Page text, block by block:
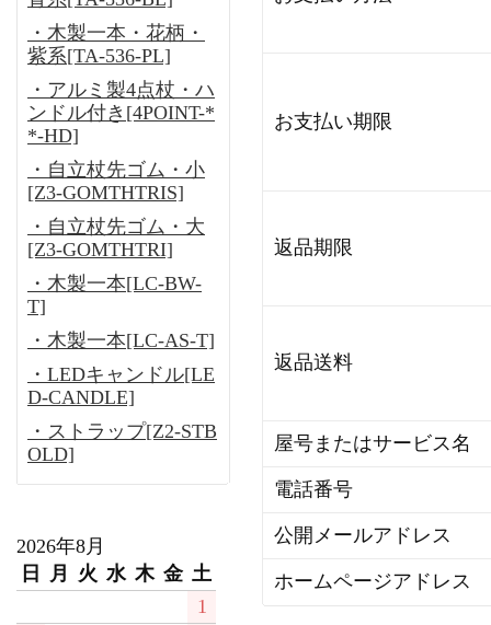
・木製一本・花柄・
紫系[TA-536-PL]
・アルミ製4点杖・ハ
ンドル付き[4POINT-*
*-HD]
・自立杖先ゴム・小
[Z3-GOMTHTRIS]
・自立杖先ゴム・大
[Z3-GOMTHTRI]
・木製一本[LC-BW-
T]
・木製一本[LC-AS-T]
・LEDキャンドル[LE
D-CANDLE]
・ストラップ[Z2-STB
OLD]
2026年8月
日
月 火 水 木 金 土
1
お支払い期限
返品期限
返品送料
屋号またはサービス名
電話番号
公開メールアドレス
ホームページアドレス